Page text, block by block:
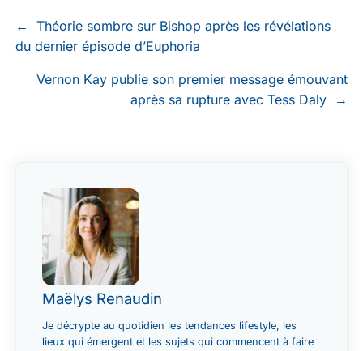
←
Théorie sombre sur Bishop après les révélations
du dernier épisode d’Euphoria
Vernon Kay publie son premier message émouvant
après sa rupture avec Tess Daly
→
Maëlys Renaudin
Je décrypte au quotidien les tendances lifestyle, les
lieux qui émergent et les sujets qui commencent à faire